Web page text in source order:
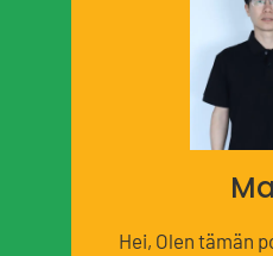
Hei, Olen tämän